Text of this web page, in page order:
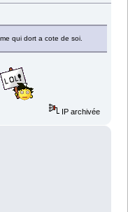
qui dort a cote de soi.
IP archivée